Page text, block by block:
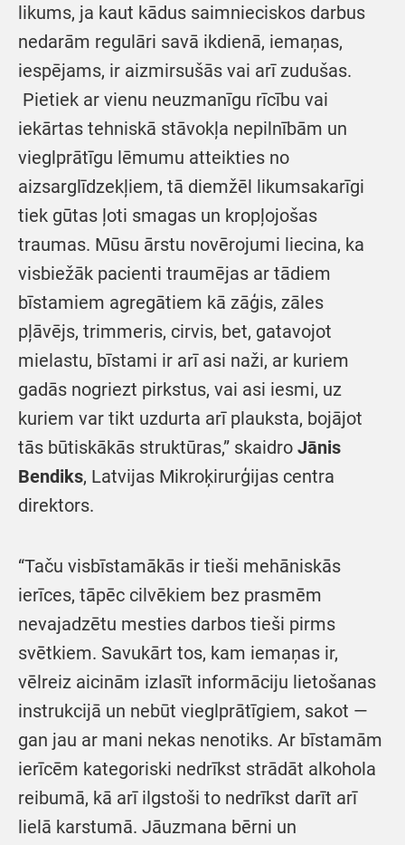
likums, ja kaut kādus saimnieciskos darbus
nedarām regulāri savā ikdienā, iemaņas,
iespējams, ir aizmirsušās vai arī zudušas.
Pietiek ar vienu neuzmanīgu rīcību vai
iekārtas tehniskā stāvokļa nepilnībām un
vieglprātīgu lēmumu atteikties no
aizsarglīdzekļiem, tā diemžēl likumsakarīgi
tiek gūtas ļoti smagas un kropļojošas
traumas. Mūsu ārstu novērojumi liecina, ka
visbiežāk pacienti traumējas ar tādiem
bīstamiem agregātiem kā zāģis, zāles
pļāvējs, trimmeris, cirvis, bet, gatavojot
mielastu, bīstami ir arī asi naži, ar kuriem
gadās nogriezt pirkstus, vai asi iesmi, uz
kuriem var tikt uzdurta arī plauksta, bojājot
tās būtiskākās struktūras,” skaidro Jānis
Bendiks, Latvijas Mikroķirurģijas centra
direktors.
“Taču visbīstamākās ir tieši mehāniskās
ierīces, tāpēc cilvēkiem bez prasmēm
nevajadzētu mesties darbos tieši pirms
svētkiem. Savukārt tos, kam iemaņas ir,
vēlreiz aicinām izlasīt informāciju lietošanas
instrukcijā un nebūt vieglprātīgiem, sakot —
gan jau ar mani nekas nenotiks. Ar bīstamām
ierīcēm kategoriski nedrīkst strādāt alkohola
reibumā, kā arī ilgstoši to nedrīkst darīt arī
lielā karstumā. Jāuzmana bērni un